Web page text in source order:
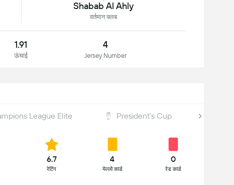
Shabab Al Ahly
वर्तमान क्लब
1.91
ऊंचाई
4
Jersey Number
League Elite President's Cup
6.7
रेटिंग
4
येल्लो कार्ड
0
रेड कार्ड